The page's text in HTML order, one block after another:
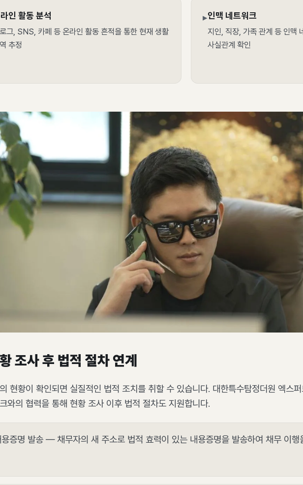
인 활동 분석
그, SNS, 카페 등 온라인 활동 흔적을 통한 현재 생활
추정
▸인맥 네트워크
지인, 직장, 가족 관계 등 인맥
사실관계 확인
조사 후 법적 절차 연계
현황이 확인되면 실질적인 법적 조치를 취할 수 있습니다. 대한특수탐정더원 엑스
와의 협력을 통해 현황 조사 이후 법적 절차도 지원합니다.
용증명 발송 — 채무자의 새 주소로 법적 효력이 있는 내용증명을 발송하여 채무 이행